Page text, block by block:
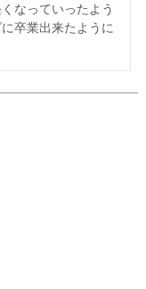
なっていったよう
卒業出来たように